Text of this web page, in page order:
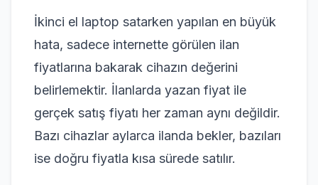
İkinci el laptop satarken yapılan en büyük
hata, sadece internette görülen ilan
fiyatlarına bakarak cihazın değerini
belirlemektir. İlanlarda yazan fiyat ile
gerçek satış fiyatı her zaman aynı değildir.
Bazı cihazlar aylarca ilanda bekler, bazıları
ise doğru fiyatla kısa sürede satılır.